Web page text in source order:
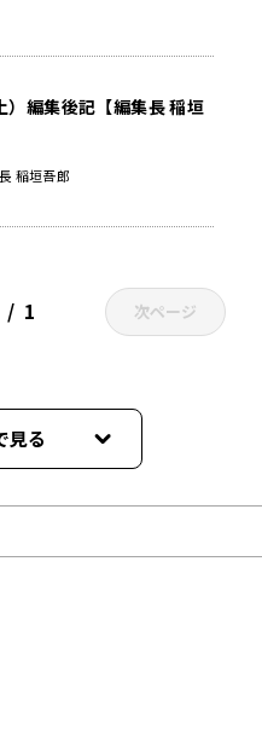
）編集後記【編集長 稲垣
稲垣吾郎
1 次ページ
見る